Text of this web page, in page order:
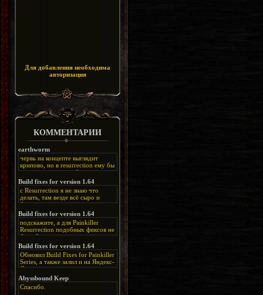
Для добавления необходима
авторизация
КОММЕНТАРИИ
earthworm
червь на концепте выглядит
крипово, но в resurrection ему бы
нашлось место, особенно в
каких-нибудь подземных
катакомбах. жаль, что половину
задумок там вырезали, зато и
рпгшности меньше. build fixes
спасибо что перезалили на
яндекс. а вот в комментах на
сайте у меня пару раз вылезала
левая вставка
https://uzbekmelbet.com/ru/
дико отвлекает от обсуждения
скринов.
Build fixes for version 1.64
с Resurrection я не знаю что
делать, там везде всё сыро и
баговано, от чего и заниматься
этим не хочется, тут либо играть
как есть или искать патчи для
этого дополнения на moddb,
либо же на крайняк играть мод
Resurrection, но настолько что не
особо уже и узнаётся
Build fixes for version 1.64
подскажите, а для Painkiller
Resurrection подобных фиксов не
будет?
Build fixes for version 1.64
Обновил Build Fixes for Painkiller
Series, а также залил и на Яндекс-
Диск
https://disk.yandex.ru/d/_zvZekuO5FTd3Q
Abyssbound Keep
Спасибо.